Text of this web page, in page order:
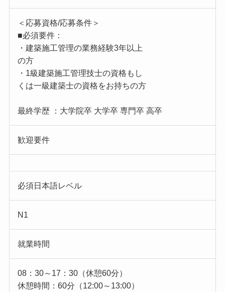
＜応募資格/応募条件＞
■必須要件：
・建築施工管理の業務経験3年以上
の方
・1級建築施工管理技士の資格もし
くは一級建築士の資格をお持ちの方
最終学歴 ：大学院卒 大学卒 専門卒 高卒
歓迎要件
必須日本語レベル
N1
就業時間
08：30～17：30（休憩60分）
休憩時間：60分（12:00～13:00）